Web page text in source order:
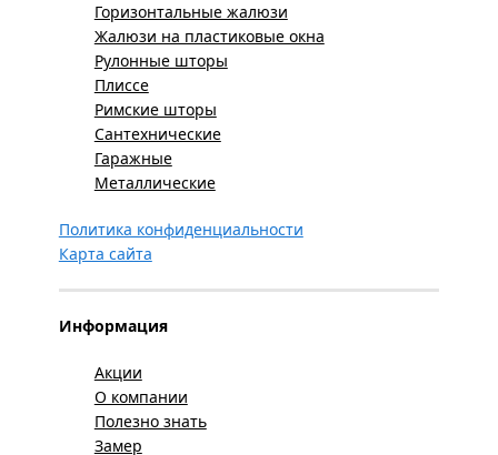
Горизонтальные жалюзи
Жалюзи на пластиковые окна
Рулонные шторы
Плиссе
Римские шторы
Сантехнические
Гаражные
Металлические
Политика конфиденциальности
Карта сайта
Информация
Акции
О компании
Полезно знать
Замер